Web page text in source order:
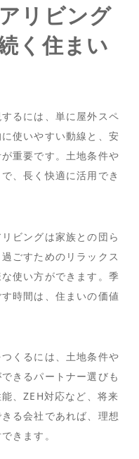
リビング
く住まい
るには、単に屋外スペ
使いやすい動線と、安
重要です。土地条件や
、長く快適に活用でき
ビングは家族との団ら
ごすためのリラックス
使い方ができます。季
時間は、住まいの価値
くるには、土地条件や
きるパートナー選びも
、ZEH対応など、将来
る会社であれば、理想
きます。